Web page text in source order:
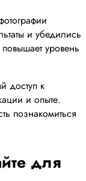
и убедились
уровень
доступ к
и опыте.
познакомиться
для